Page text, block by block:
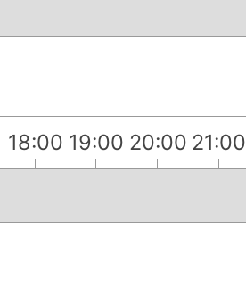
18:00 19:00 20:00 21:00